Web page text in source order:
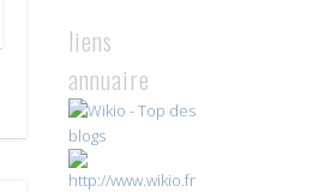
liens
annuaire